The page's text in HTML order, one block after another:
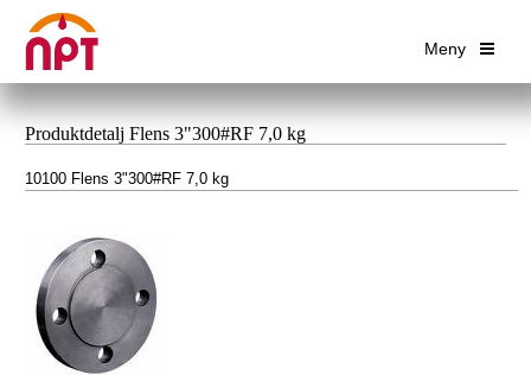
Meny
Produktdetalj Flens 3"300#RF 7,0 kg
10100 Flens 3"300#RF 7,0 kg